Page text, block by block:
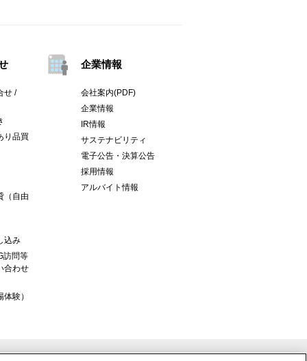
せ /
り品買
（自由
込み
訪問等
合わせ
験）
企業情報
会社案内(PDF)
企業情報
IR情報
サステナビリティ
電子公告・決算公告
採用情報
アルバイト情報